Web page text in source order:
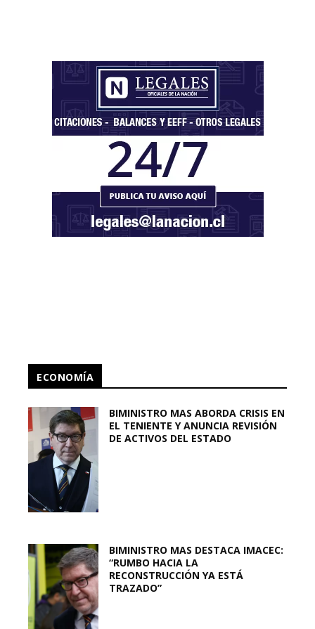
ECONOMÍA
BIMINISTRO MAS ABORDA CRISIS EN
EL TENIENTE Y ANUNCIA REVISIÓN
DE ACTIVOS DEL ESTADO
BIMINISTRO MAS DESTACA IMACEC:
“RUMBO HACIA LA
RECONSTRUCCIÓN YA ESTÁ
TRAZADO”